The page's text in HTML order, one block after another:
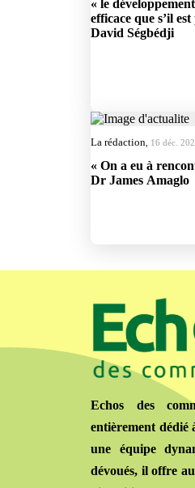
« le
efficace que s’il
David Ségbédji
La rédaction 16 déc.
« On a eu à
Dr James Amaglo
Echos des
entièrement dédié
une équipe
dévoués, il offre